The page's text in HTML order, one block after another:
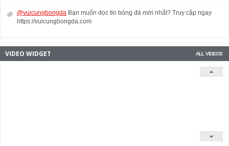
@vuicungbongda Bạn muốn đọc tin bóng đá mới nhất? Truy cập ngay
https://vuicungbongda.com
ALL VIDEOS
VIDEO WIDGET